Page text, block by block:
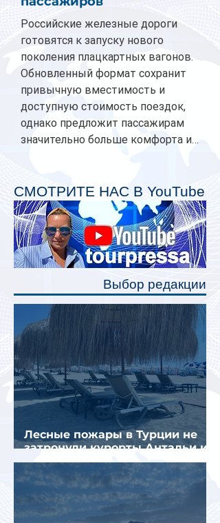
Российские железные дороги
готовятся к запуску нового
поколения плацкартных вагонов.
Обновленный формат сохранит
привычную вместимость и
доступную стоимость поездок,
однако предложит пассажирам
значительно больше комфорта и
планируется начать в 2027 году.
Одним из главных нововведений
станут индивидуальные шторки у
каждого спального места. Они
позволят пассажирам закрыть свою
полку во время сна или отдыха,
СМОТРИТЕ НАС В YouTube
Выбор редакции
Лесные пожары в Турции не
затронули курорты Антальи и
Муглы